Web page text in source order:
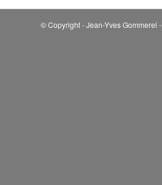
© Copyright - Jean-Yves Gommerel -